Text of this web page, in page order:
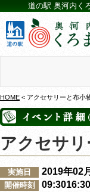
道の駅 奥河内く
HOME < アクセサリーと布
アクセサ
実施日 2019年02
開催時刻 09:3016:30